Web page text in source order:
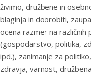
živimo, družbene in
blaginja in dobrobiti,
ocena razmer na različnih
(gospodarstvo, politika,
ipd.), zanimanje za
zdravja, varnost,